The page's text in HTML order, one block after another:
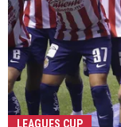
LEAGUES CUP